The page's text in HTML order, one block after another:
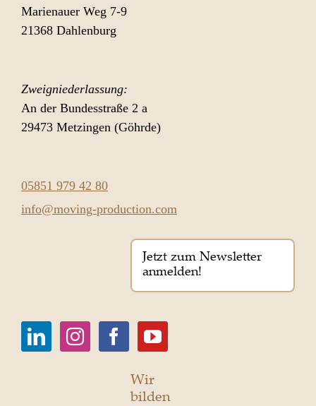
Marienauer Weg 7-9
21368 Dahlenburg
Zweigniederlassung:
An der Bundesstraße 2 a
29473 Metzingen (Göhrde)
05851 979 42 80
info@moving-production.com
Jetzt zum Newsletter
anmelden!
Wir
bilden